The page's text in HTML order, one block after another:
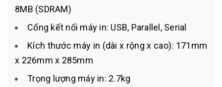
8MB (SDRAM)
Cổng kết nối máy in: USB, Parallel, Serial
Kích thước máy in (dài x rộng x cao): 171mm
x 226mm x 285mm
Trọng lượng máy in: 2.7kg